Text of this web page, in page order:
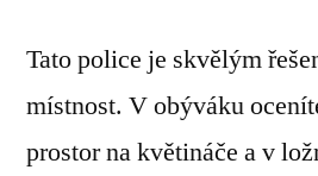
Tato police je skvělým
místnost. V obýváku
prostor na květináče a v